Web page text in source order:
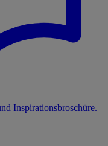
Inspirationsbroschüre.